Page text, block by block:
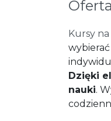
Kursy
Dzięki
nauki.